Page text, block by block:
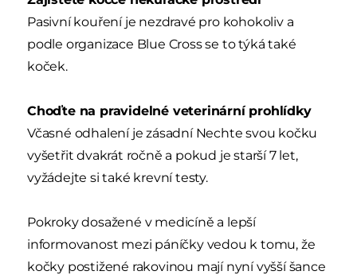
Pasivní kouření je nezdravé pro kohokoliv a
podle organizace Blue Cross se to týká také
koček.
Choďte na pravidelné veterinární prohlídky
Včasné odhalení je zásadní Nechte svou kočku
vyšetřit dvakrát ročně a pokud je starší 7 let,
vyžádejte si také krevní testy.
Pokroky dosažené v medicíně a lepší
informovanost mezi páníčky vedou k tomu, že
kočky postižené rakovinou mají nyní vyšší šance